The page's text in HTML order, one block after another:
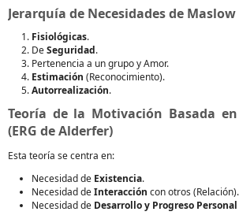
Jerarquía de Necesidades de Maslow
Fisiológicas.
DeSeguridad.
Pertenencia a un grupo y Amor.
Estimación (Reconocimiento).
Autorrealización.
Teoría de la Motivación Basada
(ERG de Alderfer)
Esta teoría se centra en:
Necesidad de Existencia.
Necesidad deInteracción con otros (Relación).
Necesidad de Desarrollo y Progreso Personal